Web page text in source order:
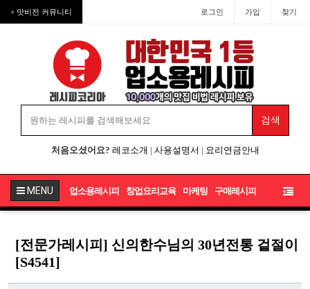
+ 맛비전 커뮤니티 로그인 가입 찾기
처음오셨어요? 레코소개 | 사용설명서 | 요리연금안내
MENU 업소용레시피 창업요리교육 마케팅 구매레시피
[전문가레시피] 신의한수님의 30년전통 겉절이
[S4541]